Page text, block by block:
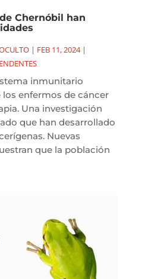
Chernóbil han
| FEB 11, 2024|
inmunitario
enfermos de cáncer
Una investigación
que han desarrollado
Nuevas
que la población